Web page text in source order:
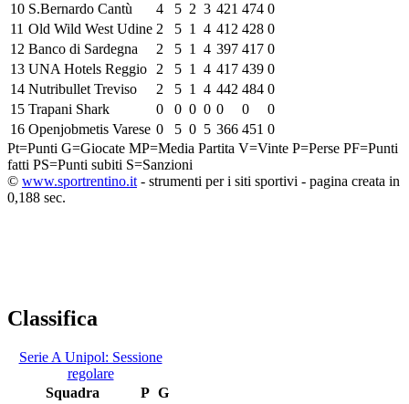
10 S.Bernardo Cantù 4 5 2 3 421 474 0
11 Old Wild West Udine 2 5 1 4 412 428 0
12 Banco di Sardegna 2 5 1 4 397 417 0
13 UNA Hotels Reggio 2 5 1 4 417 439 0
14 Nutribullet Treviso 2 5 1 4 442 484 0
15 Trapani Shark 0 0 0 0 0 0
0
16 Openjobmetis Varese 0 5 0 5 366 451 0
Pt=Punti G=Giocate MP=Media Partita V=Vinte P=Perse PF=Punti
fatti PS=Punti subiti S=Sanzioni
© www.sportrentino.it - strumenti per i siti sportivi - pagina creata in
0,188 sec.
Classifica
Serie A Unipol: Sessione
regolare
Squadra
P G